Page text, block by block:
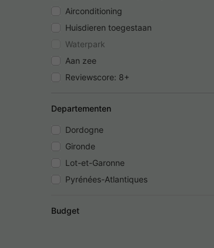
Airconditioning
Huisdieren toegestaan
Waterpark
Aan zee
Reviewscore: 8+
Departementen
Dordogne
Gironde
Lot-et-Garonne
Pyrénées-Atlantiques
Budget